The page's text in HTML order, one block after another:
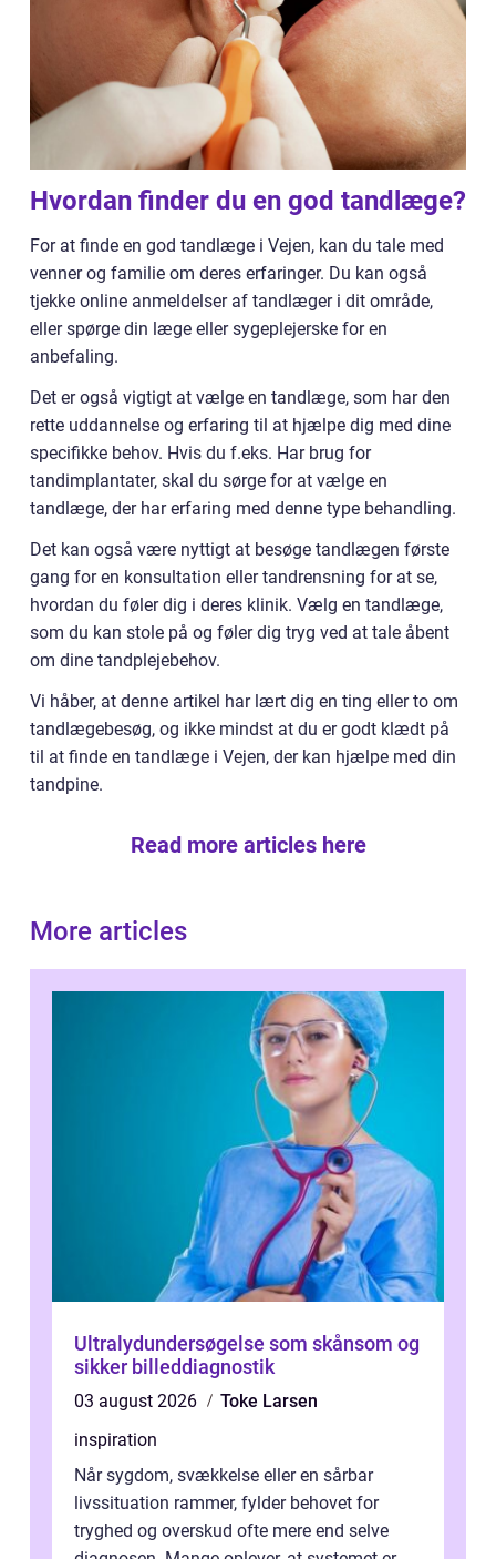
Hvordan finder du en god tandlæge?
For at finde en god tandlæge i Vejen, kan du tale med
venner og familie om deres erfaringer. Du kan også
tjekke online anmeldelser af tandlæger i dit område,
eller spørge din læge eller sygeplejerske for en
anbefaling.
Det er også vigtigt at vælge en tandlæge, som har den
rette uddannelse og erfaring til at hjælpe dig med dine
specifikke behov. Hvis du f.eks. Har brug for
tandimplantater, skal du sørge for at vælge en
tandlæge, der har erfaring med denne type behandling.
Det kan også være nyttigt at besøge tandlægen første
gang for en konsultation eller tandrensning for at se,
hvordan du føler dig i deres klinik. Vælg en tandlæge,
som du kan stole på og føler dig tryg ved at tale åbent
om dine tandplejebehov.
Vi håber, at denne artikel har lært dig en ting eller to om
tandlægebesøg, og ikke mindst at du er godt klædt på
til at finde en tandlæge i Vejen, der kan hjælpe med din
tandpine.
Read more articles here
More articles
Ultralydundersøgelse som skånsom og
sikker billeddiagnostik
03 august 2026
Toke Larsen
inspiration
Når sygdom, svækkelse eller en sårbar
livssituation rammer, fylder behovet for
tryghed og overskud ofte mere end selve